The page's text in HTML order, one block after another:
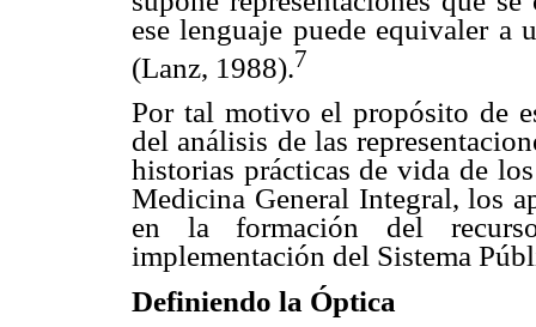
ese lenguaje puede equivaler a
(Lanz, 1988).7
Por tal motivo el propósito de
del análisis de las
historias prácticas de vida de
Medicina General Integral, los
en la formación del
implementación del Sistema
Definiendo la Óptica